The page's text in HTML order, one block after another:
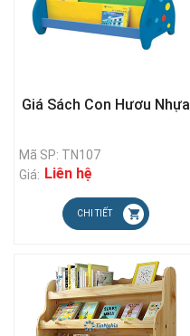
Giá Sách Con Hươu Nhựa
Mã SP: TN107
Giá: Liên hệ
CHI TIẾT